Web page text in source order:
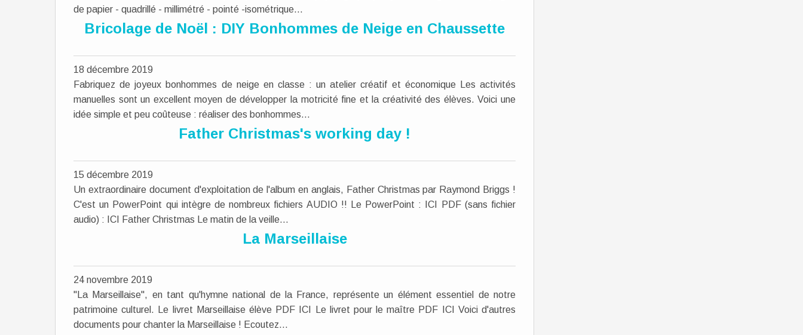
de papier - quadrillé - millimétré - pointé -isométrique...
Bricolage de Noël : DIY Bonhommes de Neige en Chaussette
18 décembre 2019
Fabriquez de joyeux bonhommes de neige en classe : un atelier créatif et économique Les activités
manuelles sont un excellent moyen de développer la motricité fine et la créativité des élèves. Voici une
idée simple et peu coûteuse : réaliser des bonhommes...
Father Christmas's working day !
15 décembre 2019
Un extraordinaire document d'exploitation de l'album en anglais, Father Christmas par Raymond Briggs !
C'est un PowerPoint qui intègre de nombreux fichiers AUDIO !! Le PowerPoint : ICI PDF (sans fichier
audio) : ICI Father Christmas Le matin de la veille...
La Marseillaise
24 novembre 2019
"La Marseillaise", en tant qu'hymne national de la France, représente un élément essentiel de notre
patrimoine culturel. Le livret Marseillaise élève PDF ICI Le livret pour le maître PDF ICI Voici d'autres
documents pour chanter la Marseillaise ! Ecoutez...